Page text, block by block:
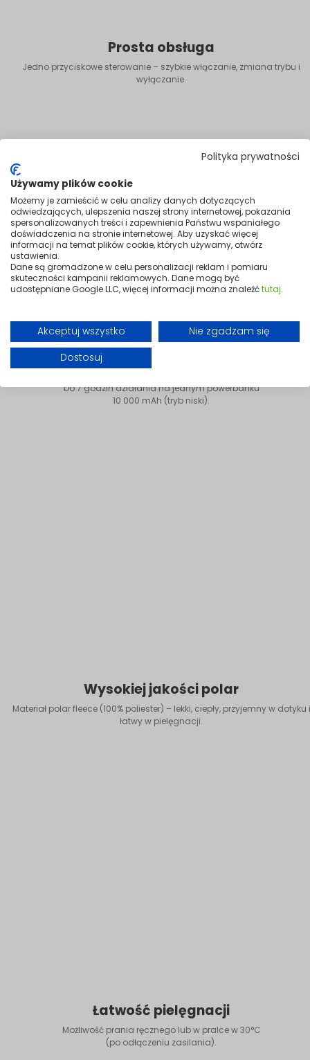
Polityka prywatności
Używamy plików cookie
Możemy je zamieścić w celu analizy danych dotyczących
odwiedzających, ulepszenia naszej strony internetowej, pokazania
spersonalizowanych treści i zapewnienia Państwu wspaniałego
doświadczenia na stronie internetowej. Aby uzyskać więcej
informacji na temat plików cookie, których używamy, otwórz
ustawienia.
Dane są gromadzone w celu personalizacji reklam i pomiaru
skuteczności kampanii reklamowych. Dane mogą być
udostępniane Google LLC, więcej informacji można znaleźćtutaj.
Akceptuj wszystko
Nie zgadzam się
Dostosuj
Prosta obsługa
Jedno przyciskowe sterowanie – szybkie włączanie, zmiana trybu i
wyłączanie.
Długi czas pracy
Do 7 godzin działania na jednym powerbanku
10 000 mAh (tryb niski).
Wysokiej jakości polar
Materiał polar fleece (100% poliester) – lekki, ciepły, przyjemny w dotyku i
łatwy w pielęgnacji.
Łatwość pielęgnacji
Możliwość prania ręcznego lub w pralce w 30°C
(po odłączeniu zasilania).